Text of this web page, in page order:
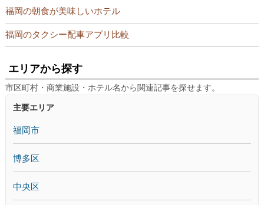
福岡の朝食が美味しいホテル
福岡のタクシー配車アプリ比較
エリアから探す
市区町村・商業施設・ホテル名から関連記事を探せます。
主要エリア
福岡市
博多区
中央区